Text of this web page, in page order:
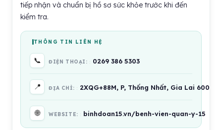
tiếp nhận và chuẩn bị hồ sơ sức khỏe trước khi đến
kiểm tra.
THÔNG TIN LIÊN HỆ
📞 ĐIỆN THOẠI: 0269 386 5303
📍 ĐỊA CHỈ: 2XQG+88M, P, Thống Nhất, Gia Lai
🌐 WEBSITE: binhdoan15.vn/benh-vien-quan-y-15